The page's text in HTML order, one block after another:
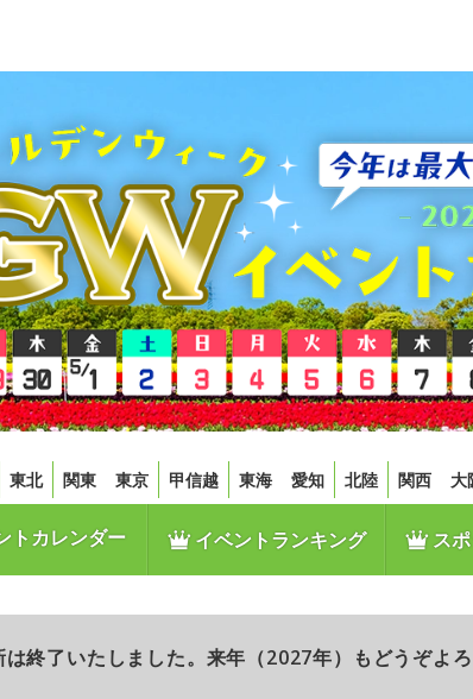
東北 関東 東京 甲信越 東海 愛知 北陸 関西 大
トカレンダー イベントランキング スポ
終了いたしました。来年（2027年）もどうぞよろ